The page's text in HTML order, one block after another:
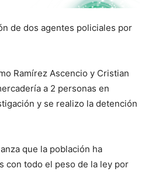
de dos agentes policiales por
Ramírez Ascencio y Cristian
a 2 personas en
y se realizo la detención
que la población ha
con todo el peso de la ley por